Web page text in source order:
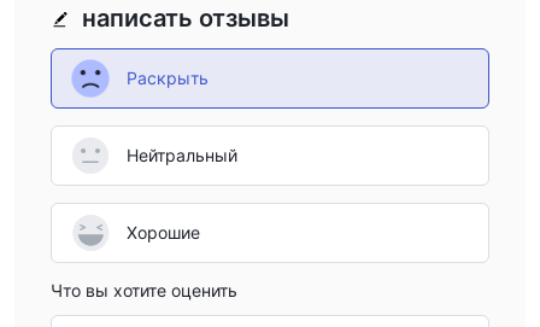
написать отзывы
Раскрыть
Нейтральный
Хорошие
Что вы хотите оценить